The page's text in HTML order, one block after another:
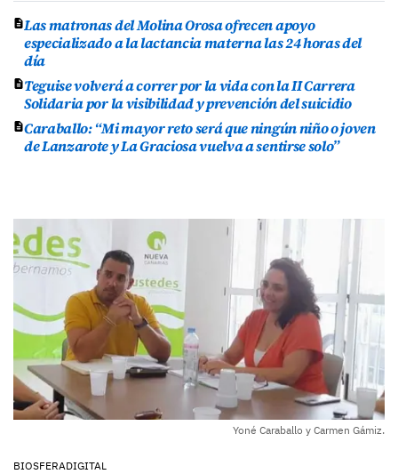
Las matronas del Molina Orosa ofrecen apoyo
especializado a la lactancia materna las 24 horas del
día
Teguise volverá a correr por la vida con la II Carrera
Solidaria por la visibilidad y prevención del suicidio
Caraballo: “Mi mayor reto será que ningún niño o joven
de Lanzarote y La Graciosa vuelva a sentirse solo”
Yoné Caraballo y Carmen Gámiz.
BIOSFERADIGITAL